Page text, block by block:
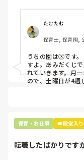
①土曜日の希望休は
②毎月、必ず土曜保
クアップしてもらう
③仮シフトが出た時
人を交渉して見つけ
上記のいずれかの対
たむたむ
保育士, 保育園,
うちの園は③です
すよ。あみだくじ
れていきます。月
ので、土曜日が4週
て貰い、主任に報
保育・お仕事 👑殿堂入り
転職したばかりです